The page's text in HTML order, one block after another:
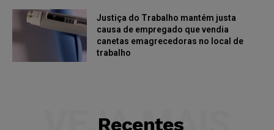
Justiça do Trabalho mantém justa
causa de empregado que vendia
canetas emagrecedoras no local de
trabalho
Recentes